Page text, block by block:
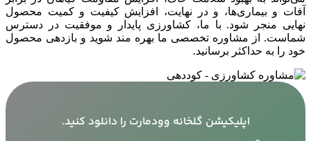
آفات و بیماری‌ها، و در نهایت، افزایش کیفیت و کمیت محصول
نهایی منجر شود. با ما، کشاورزی پایدار و موفقیت در دسترس
شماست. از مشاوره تخصصی ما بهره‌ مند شوید و بازدهی محصول
خود را به حداکثر برسانید.
اپلیکیشن گلخانه وودمارت را دانلود کنید.